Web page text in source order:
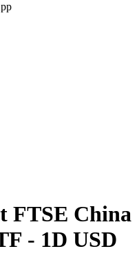
FTSE China
- 1D USD